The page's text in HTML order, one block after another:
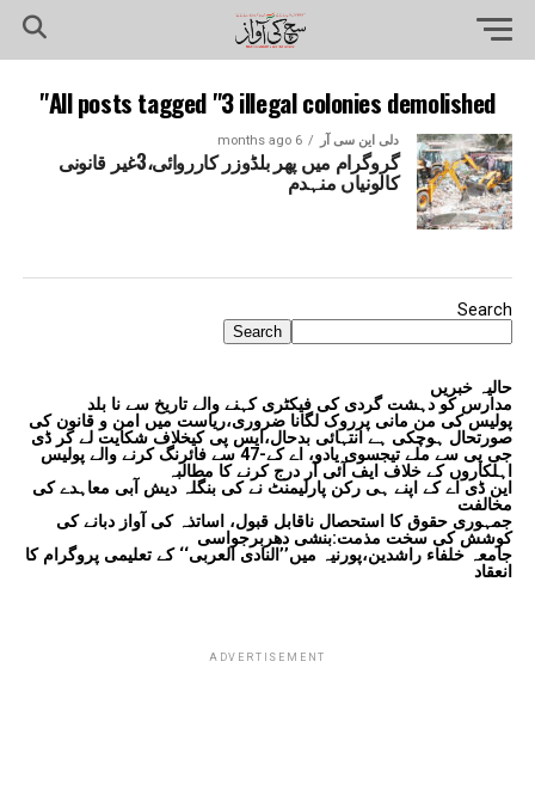
All posts tagged "3 illegal colonies demolished"
دلی این سی آر 6 months ago
گروگرام میں پھر بلڈوزر کارروائی،3غیر قانونی
کالونیاں منہدم
Search
Search
حالیہ خبریں
مدارس کو دہشت گردی کی فیکٹری کہنے والے تاریخ سے نا بلد
پولیس کی من مانی پرروک لگانا ضروری،ریاست میں امن و قانون کی
صورتحال ہوچکی ہے انتہائی بدحال،ایس پی کیخلاف شکایت لے کر ڈی
جی پی سے ملے تیجسوی یادو، اے کے-47 سے فائرنگ کرنے والے پولیس
اہلکاروں کے خلاف ایف آئی آر درج کرنے کا مطالبہ
این ڈی اے کے اپنے ہی رکن پارلیمنٹ نے کی بنگلہ دیش آبی معاہدے کی
مخالفت
جمہوری حقوق کا استحصال ناقابل قبول، اساتذہ کی آواز دبانے کی
کوشش کی سخت مذمت:بنشی دھربرجواسی
جامعہ خلفاء راشدین،پورنیہ میں’’النادی العربی‘‘ کے تعلیمی پروگرام کا
انعقاد
ADVERTISEMENT